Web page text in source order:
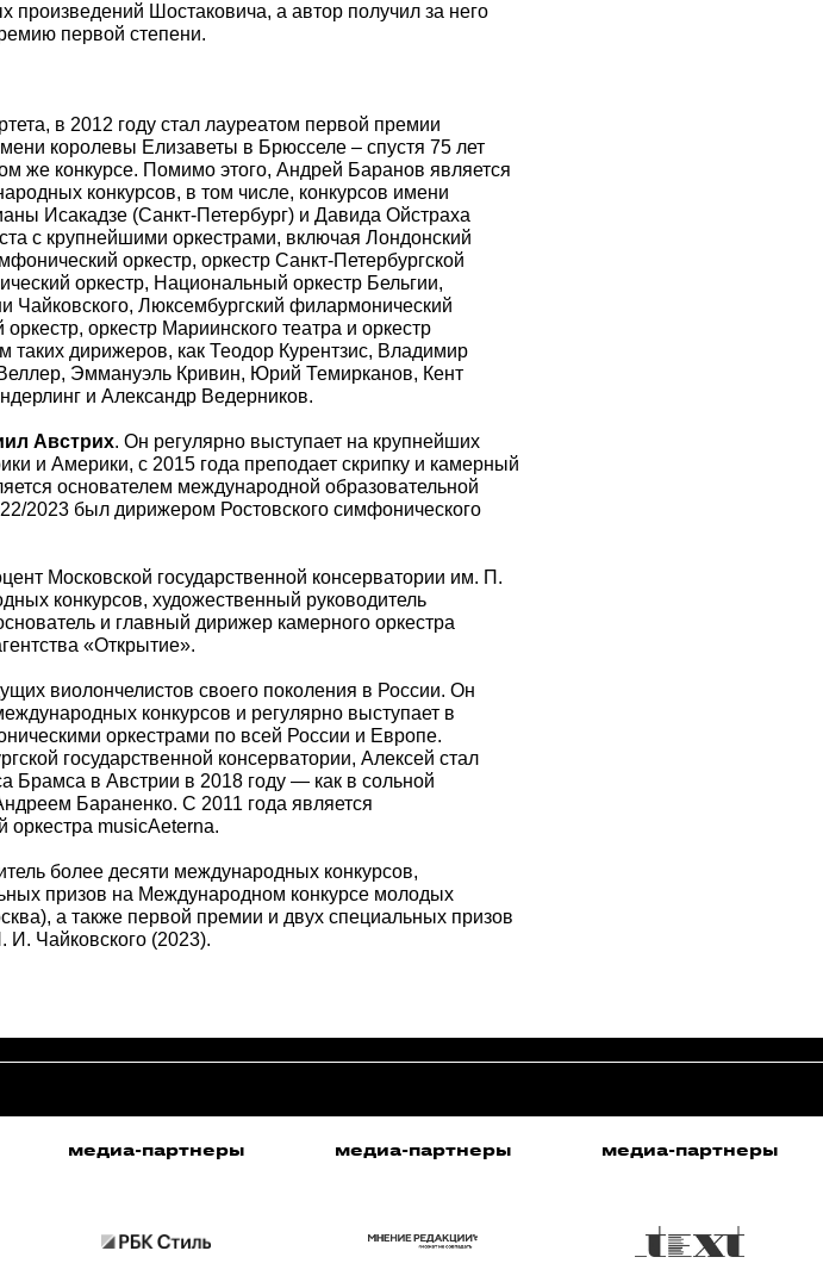
Шостаковича, а автор получил за него
первой степени.
в 2012 году стал лауреатом первой премии
королевы Елизаветы в Брюсселе – спустя 75 лет
же конкурсе. Помимо этого, Андрей Баранов является
конкурсов, в том числе, конкурсов имени
Исакадзе (Санкт-Петербург) и Давида Ойстраха
с крупнейшими оркестрами, включая Лондонский
оркестр, оркестр Санкт-Петербургской
оркестр, Национальный оркестр Бельгии,
Чайковского, Люксембургский филармонический
оркестр Мариинского театра и оркестр
таких дирижеров, как Теодор Курентзис, Владимир
Эммануэль Кривин, Юрий Темирканов, Кент
и Александр Ведерников.
Австрих. Он регулярно выступает на крупнейших
и Америки, с 2015 года преподает скрипку и камерный
основателем международной образовательной
2023 был дирижером Ростовского cимфонического
Московской государственной консерватории им. П.
конкурсов, художественный руководитель
и главный дирижер камерного оркестра
«Открытие».
виолончелистов своего поколения в России. Он
конкурсов и регулярно выступает в
оркестрами по всей России и Европе.
государственной консерватории, Алексей стал
Брамса в Австрии в 2018 году — как в сольной
Бараненко. С 2011 года является
оркестра musicAeterna.
более десяти международных конкурсов,
призов на Международном конкурсе молодых
а также первой премии и двух специальных призов
Чайковского (2023).
медиа-партнеры медиа-партнеры медиа-партнеры